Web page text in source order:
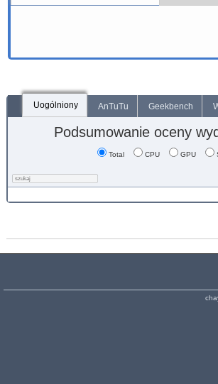
Uogólniony AnTuTu Geekbench
Podsumowanie oceny
Total CPU GPU